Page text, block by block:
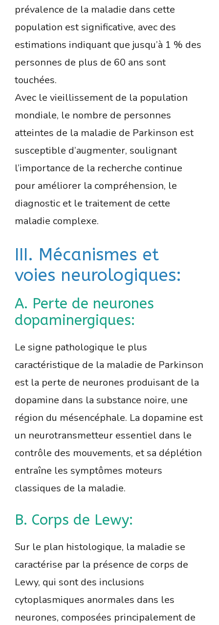
prévalence de la maladie dans cette
population est significative, avec des
estimations indiquant que jusqu’à 1 % des
personnes de plus de 60 ans sont
touchées.
Avec le vieillissement de la population
mondiale, le nombre de personnes
atteintes de la maladie de Parkinson est
susceptible d’augmenter, soulignant
l’importance de la recherche continue
pour améliorer la compréhension, le
diagnostic et le traitement de cette
maladie complexe.
III. Mécanismes et
voies neurologiques:
A. Perte de neurones
dopaminergiques:
Le signe pathologique le plus
caractéristique de la maladie de Parkinson
est la perte de neurones produisant de la
dopamine dans la substance noire, une
région du mésencéphale. La dopamine est
un neurotransmetteur essentiel dans le
contrôle des mouvements, et sa déplétion
entraîne les symptômes moteurs
classiques de la maladie.
B. Corps de Lewy:
Sur le plan histologique, la maladie se
caractérise par la présence de corps de
Lewy, qui sont des inclusions
cytoplasmiques anormales dans les
neurones, composées principalement de